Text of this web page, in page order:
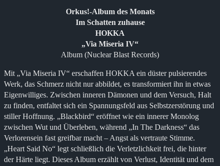
Orkus!-Album des Monats
Im Schatten zuhause
HOKKA
„Via Miseria IV“
Album (Nuclear Blast Records)
Mit „Via Miseria IV“ erschaffen HOKKA ein düster pulsierendes
Werk, das Schmerz nicht nur abbildet, es transformiert ihn in etwas
Eigenwilliges. Zwischen inneren Dämonen und dem Versuch, Halt
zu finden, entfaltet sich ein Spannungsfeld aus Selbstzerstörung und
stiller Hoffnung. „Blackbird“ eröffnet wie ein innerer Monolog
zwischen Wut und Überleben, während „In The Darkness“ das
Verlorensein fast greifbar macht – Angst als vertraute Stimme.
„Heart Said No“ legt schließlich die Verletzlichkeit frei, die hinter
der Härte liegt. Dieses Album erzählt von Verlust, Identität und dem